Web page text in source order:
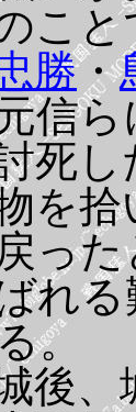
こ
勝・
信
死
を
っ
れ
。
後